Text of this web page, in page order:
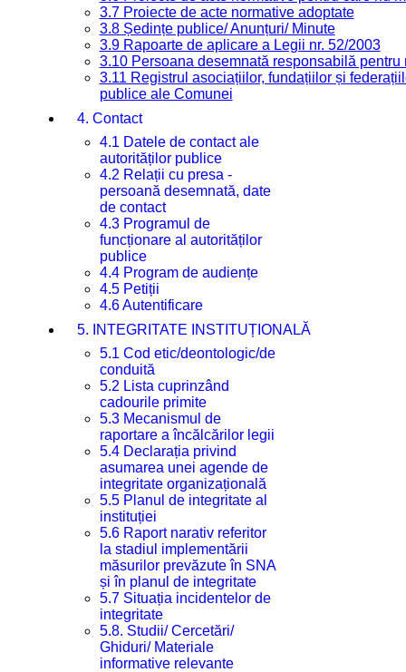
3.7 Proiecte de acte normative adoptate
3.8 Ședințe publice/ Anunțuri/ Minute
3.9 Rapoarte de aplicare a Legii nr. 52/2003
3.10 Persoana desemnată responsabilă
3.11 Registrul asociațiilor, fundațiilor și
publice ale Comunei
4. Contact
4.1 Datele de contact ale
autorităților publice
4.2 Relații cu presa -
persoană desemnată, date
de contact
4.3 Programul de
funcționare al autorităților
publice
4.4 Program de audiențe
4.5 Petiții
4.6 Autentificare
5. INTEGRITATE INSTITUȚIONALĂ
5.1 Cod etic/deontologic/de
conduită
5.2 Lista cuprinzând
cadourile primite
5.3 Mecanismul de
raportare a încălcărilor legii
5.4 Declarația privind
asumarea unei agende de
integritate organizațională
5.5 Planul de integritate al
instituției
5.6 Raport narativ referitor
la stadiul implementării
măsurilor prevăzute în SNA
și în planul de integritate
5.7 Situația incidentelor de
integritate
5.8. Studii/ Cercetări/
Ghiduri/ Materiale
informative relevante